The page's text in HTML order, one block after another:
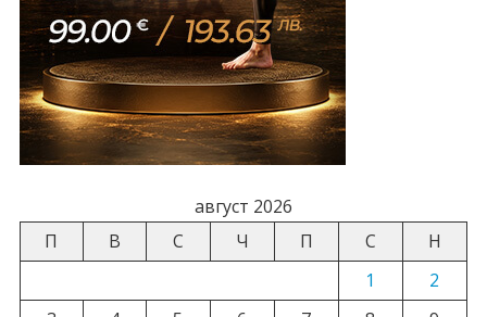
август 2026
П
В С Ч П С
Н
1
2